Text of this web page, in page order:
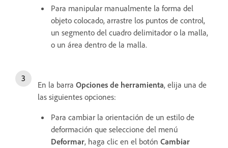
Para manipular manualmente la forma del
objeto colocado, arrastre los puntos de control,
un segmento del cuadro delimitador o la malla,
o un área dentro de la malla.
En la barra Opciones de herramienta, elija una de
las siguientes opciones:
Para cambiar la orientación de un estilo de
deformación que seleccione del menú
Deformar, haga clic en el botón Cambiar